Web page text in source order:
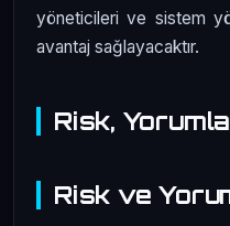
yöneticileri ve sistem
avantaj sağlayacaktır.
Risk,
Risk ve